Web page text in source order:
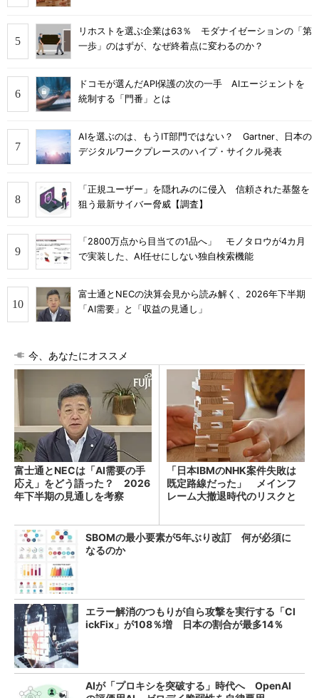
リホストを選ぶ企業は63％ モダナイゼーションの「第
一歩」のはずが、なぜ終着点に変わるのか？
ドコモが選んだAPI保護の次の一手 AIエージェントを
統制する「門番」とは
AIを選ぶのは、もうIT部門ではない？ Gartner、日本の
デジタルワークプレースのハイプ・サイクル発表
「正規ユーザー」を隠れみのに侵入 信頼された基盤を
狙う最新サイバー脅威【調査】
「2800万点から目当ての1品へ」 モノタロウが4カ月
で実装した、AI任せにしない独自検索機能
富士通とNECの決算会見から読み解く、2026年下半期
「AI需要」と「収益の見通し」
今、あなたにオススメ
富士通とNECは「AI需要の手
応え」をどう語った？ 2026
年下半期の見通しを考察
「日本IBMのNHK案件失敗は
既定路線だった」 メインフ
レーム大撤退時代のリスクと
SBOMの最小要素が5年ぶり改訂 何が必須に
なるのか
エラー解消のつもりが自ら攻撃を実行する「Cl
ickFix」が108％増 日本の割合が最多14％
AIが「プロキシを突破する」時代へ OpenAI